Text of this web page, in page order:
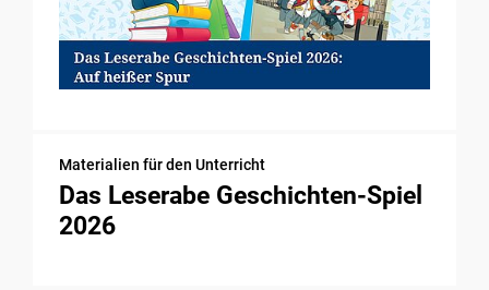
Materialien für den Unterricht
Das Leserabe Geschichten-Spiel
2026